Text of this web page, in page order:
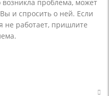
проблема, может
и спросить о ней. Если
не работает, пришлите